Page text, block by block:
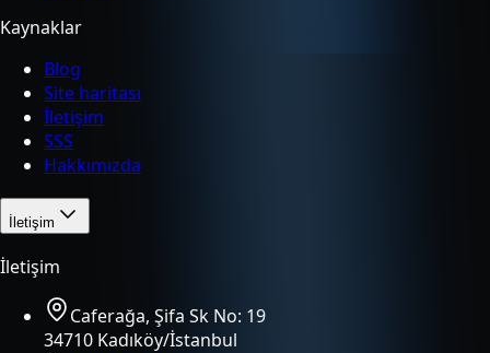
Kaynaklar
Blog
Site haritası
İletişim
SSS
Hakkımızda
İletişim
İletişim
Caferağa, Şifa Sk No: 19
34710 Kadıköy/İstanbul